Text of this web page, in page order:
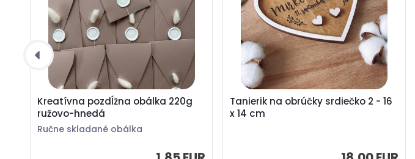
Kreatívna pozdĺžna obálka 220g
ružovo-hnedá
Ručne skladané obálka
Tanierik na obrúčky srdiečko 2 - 16
x 14 cm